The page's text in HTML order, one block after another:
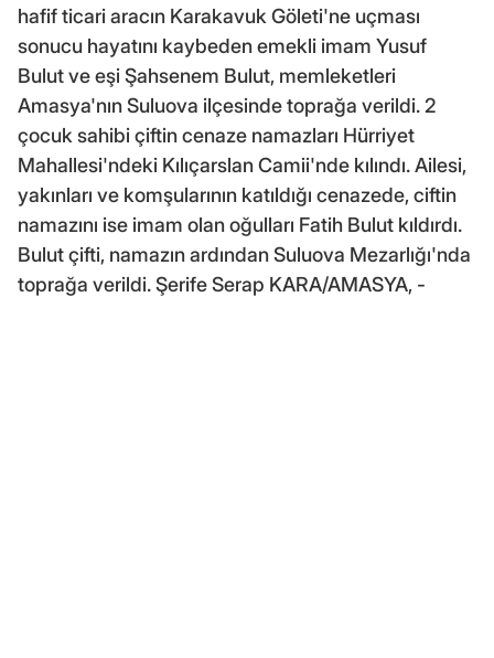
hafif ticari aracın Karakavuk Göleti'ne uçması
sonucu hayatını kaybeden emekli imam Yusuf
Bulut ve eşi Şahsenem Bulut, memleketleri
Amasya'nın Suluova ilçesinde toprağa verildi. 2
çocuk sahibi çiftin cenaze namazları Hürriyet
Mahallesi'ndeki Kılıçarslan Camii'nde kılındı. Ailesi,
yakınları ve komşularının katıldığı cenazede, ciftin
namazını ise imam olan oğulları Fatih Bulut kıldırdı.
Bulut çifti, namazın ardından Suluova Mezarlığı'nda
toprağa verildi. Şerife Serap KARA/AMASYA, -